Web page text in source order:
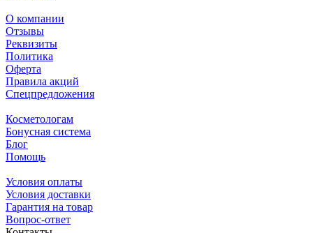
О компании
Отзывы
Реквизиты
Политика
Оферта
Правила акций
Спецпредложения
Косметологам
Бонусная система
Блог
Помощь
Условия оплаты
Условия доставки
Гарантия на товар
Вопрос-ответ